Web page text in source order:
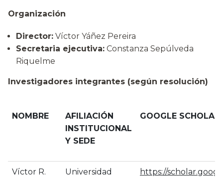
Organización
Director: Víctor Yáñez Pereira
Secretaria ejecutiva: Constanza Sepúlveda
Riquelme
Investigadores integrantes (según resolución)
NOMBRE
AFILIACIÓN
INSTITUCIONAL
Y SEDE
GOOGLE
Víctor R.
Universidad
https://